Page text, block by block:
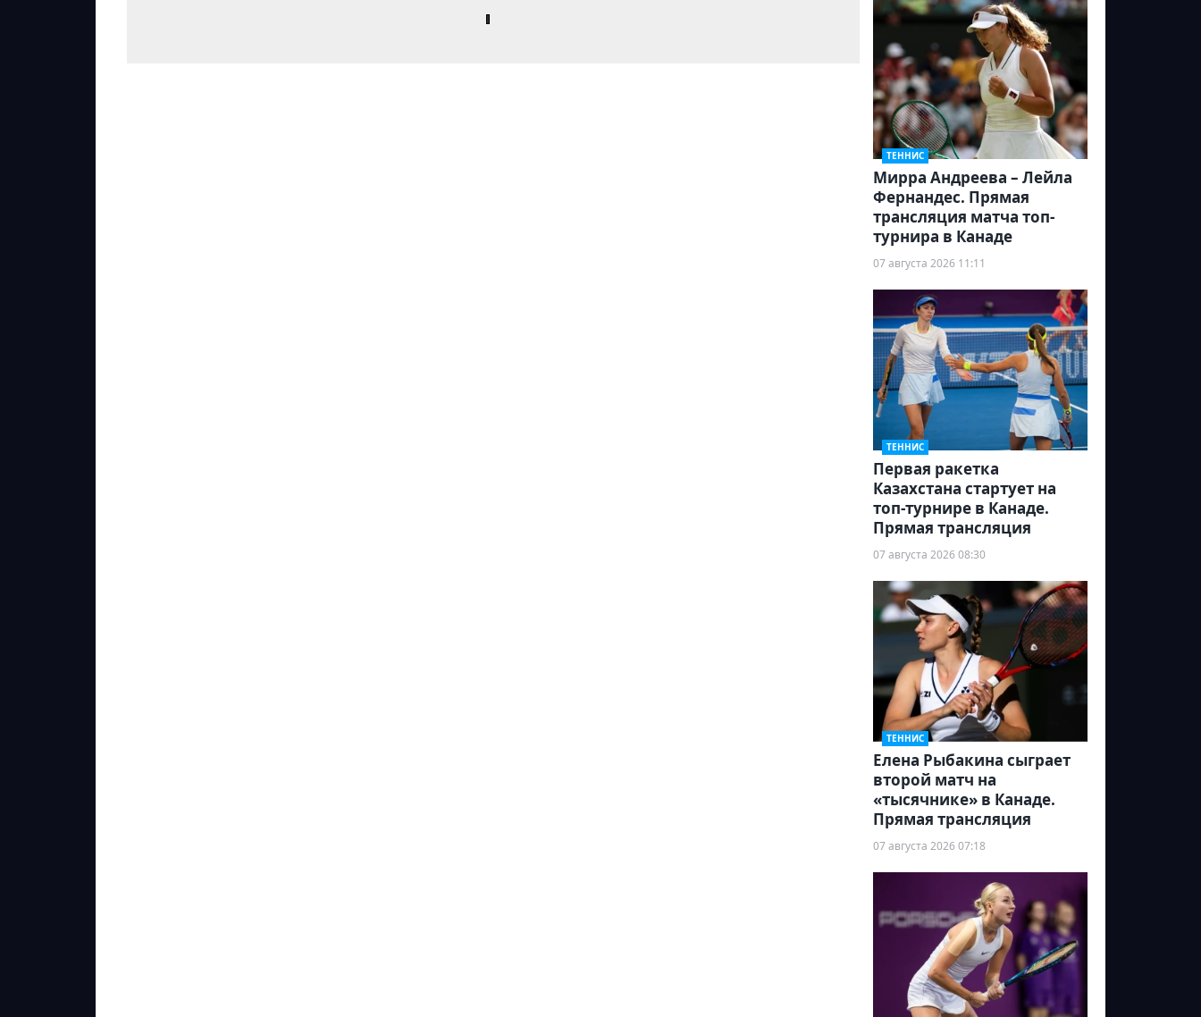
ТЕННИС
Мирра Андреева – Лейла
Фернандес. Прямая
трансляция матча топ-
турнира в Канаде
07 августа 2026 11:11
ТЕННИС
Первая ракетка
Казахстана стартует на
топ-турнире в Канаде.
Прямая трансляция
07 августа 2026 08:30
ТЕННИС
Елена Рыбакина сыграет
второй матч на
«тысячнике» в Канаде.
Прямая трансляция
07 августа 2026 07:18